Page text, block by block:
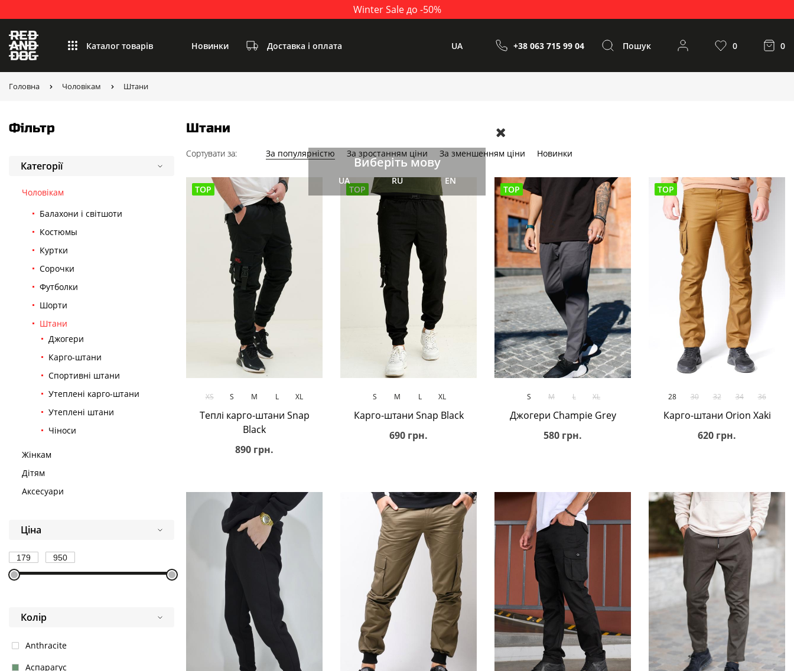
Winter Sale до -50%
Каталог товарів Новинки Доставка і оплата UA +38 063 715 99 04 Пошук 0 0
Головна Чоловікам Штани
Фільтр
Категорії
Чоловікам
Балахони і світшоти
Костюмы
Куртки
Сорочки
Футболки
Шорти
Штани
Джогери
Карго-штани
Спортивні штани
Утеплені карго-штани
Утеплені штани
Чіноси
Жінкам
Дітям
Аксесуари
Ціна
Колір
Anthracite
Аспарагус
Штани
Сортувати за: За популярністю За зростанням ціни За зменшенням ціни Новинки
TOP
XS S M L XL
Теплі карго-штани Snap
Black
890 грн.
TOP
S M L XL
Карго-штани Snap Black
690 грн.
TOP
S M L XL
Джогери Champie Grey
580 грн.
TOP
28 30 32 34 36
Карго-штани Orion Xaki
620 грн.
Виберіть мову
UA RU EN